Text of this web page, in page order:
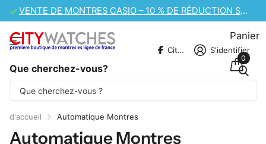
VENTE DE MONTRES CASIO – 10 % DE RÉDUCTION SUPPLÉMENTAIRE
Que cherchez-vous?
CitywatchesFR S'identifier
Panier
0
Une partie du contenu est traduite
automatiquement.
d'accueil Automatique Montres
Automatique Montres